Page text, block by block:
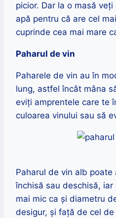
picior. Dar la o masă
apă pentru că are cel
cuprinde cea mai mare
Paharul de vin
Paharele de vin au în
lung, astfel încât mâna
eviți amprentele care te
culoarea vinului sau să
Paharul de vin alb
închisă sau deschisă,
mai mic ca și diametru
desigur, și față de cel